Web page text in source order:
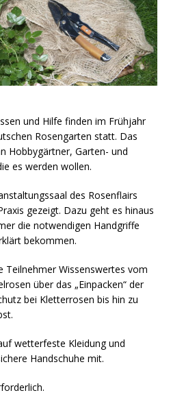
und Hilfe finden im Frühjahr
Rosengarten statt. Das
Hobbygärtner, Garten- und
es werden wollen.
des Rosenflairs
gezeigt. Dazu geht es hinaus
die notwendigen Handgriffe
bekommen.
Teilnehmer Wissenswertes vom
über das „Einpacken“ der
bei Kletterrosen bis hin zu
wetterfeste Kleidung und
Handschuhe mit.